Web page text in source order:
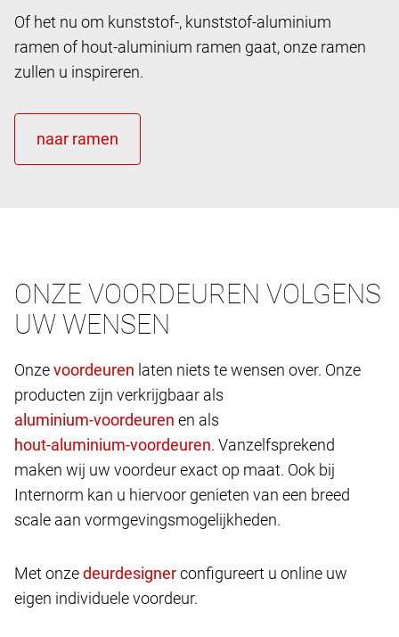
Of het nu om kunststof-, kunststof-aluminium
ramen of hout-aluminium ramen gaat, onze ramen
zullen u inspireren.
ONZE VOORDEUREN VOLGENS
UW WENSEN
Onze
laten niets te wensen over. Onze
producten zijn verkrijgbaar als
en als
. Vanzelfsprekend
maken wij uw voordeur exact op maat. Ook bij
Internorm kan u hiervoor genieten van een breed
scale aan vormgevingsmogelijkheden.
Met onze
configureert u online uw
eigen individuele voordeur.